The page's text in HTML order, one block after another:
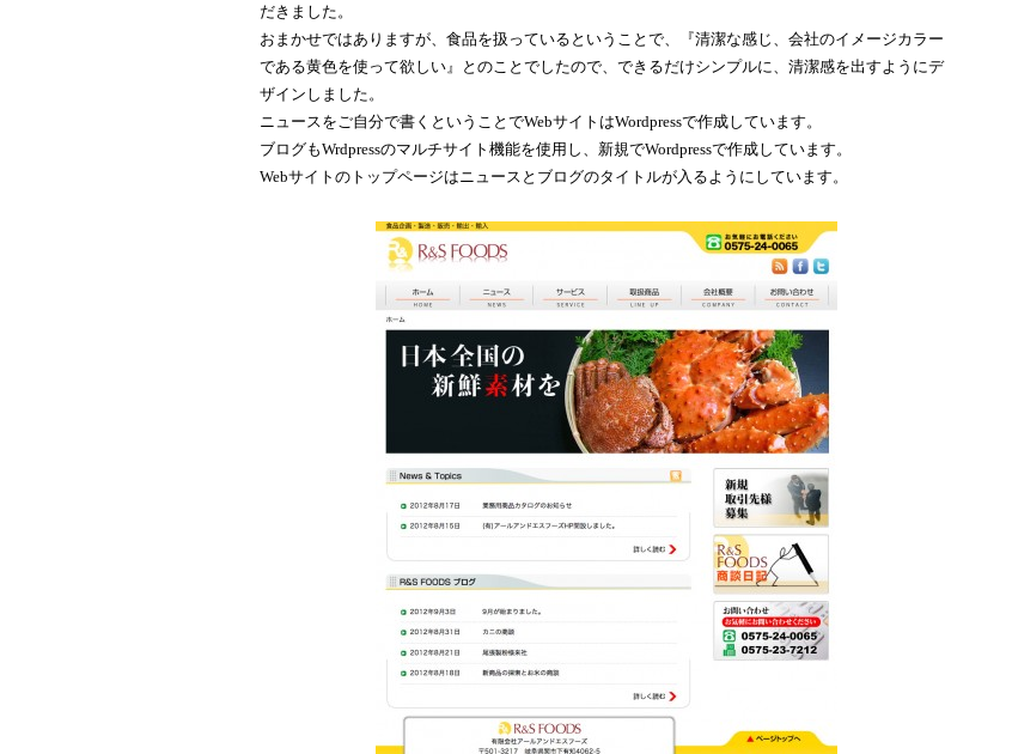
だきました。
おまかせではありますが、食品を扱っているということで、『清潔な感じ、会社のイメージカラー
である黄色を使って欲しい』とのことでしたので、できるだけシンプルに、清潔感を出すようにデ
ザインしました。
ニュースをご自分で書くということでWebサイトはWordpressで作成しています。
ブログもWrdpressのマルチサイト機能を使用し、新規でWordpressで作成しています。
Webサイトのトップページはニュースとブログのタイトルが入るようにしています。